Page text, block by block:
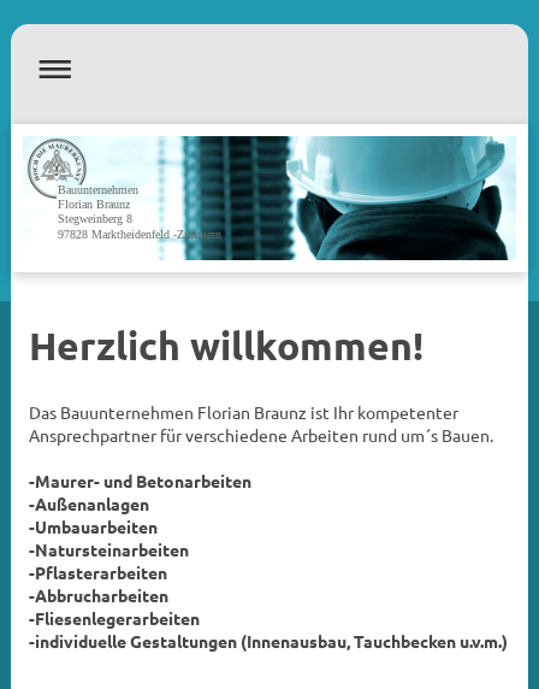
Bauunternehmen
Florian Braunz
Stegweinberg 8
97828 Marktheidenfeld -Zimmern
Herzlich willkommen!
Das Bauunternehmen Florian Braunz ist Ihr kompetenter
Ansprechpartner für verschiedene Arbeiten rund um´s Bauen.
-Maurer- und Betonarbeiten
-Außenanlagen
-Umbauarbeiten
-Natursteinarbeiten
-Pflasterarbeiten
-Abbrucharbeiten
-Fliesenlegerarbeiten
-individuelle Gestaltungen (Innenausbau, Tauchbecken u.v.m.)